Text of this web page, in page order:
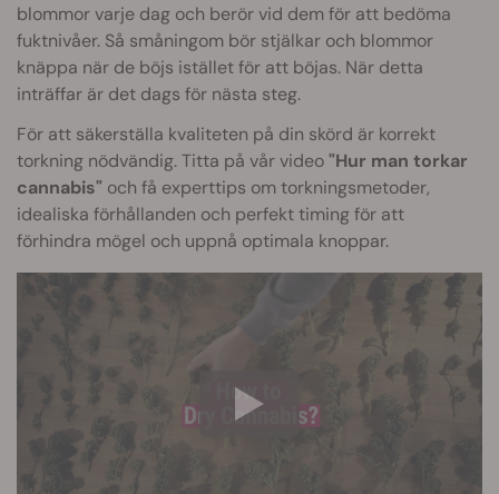
blommor varje dag och berör vid dem för att bedöma
fuktnivåer. Så småningom bör stjälkar och blommor
knäppa när de böjs istället för att böjas. När detta
inträffar är det dags för nästa steg.
För att säkerställa kvaliteten på din skörd är korrekt
torkning nödvändig. Titta på vår video"Hur man torkar
cannabis" och få experttips om torkningsmetoder,
idealiska förhållanden och perfekt timing för att
förhindra mögel och uppnå optimala knoppar.